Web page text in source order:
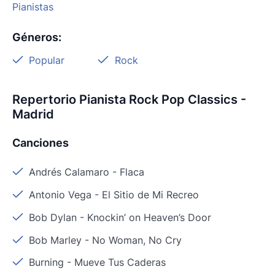
Pianistas
Géneros:
Popular Rock
Repertorio Pianista Rock Pop Classics -
Madrid
Canciones
Andrés Calamaro - Flaca
Antonio Vega - El Sitio de Mi Recreo
Bob Dylan - Knockin’ on Heaven’s Door
Bob Marley - No Woman, No Cry
Burning - Mueve Tus Caderas